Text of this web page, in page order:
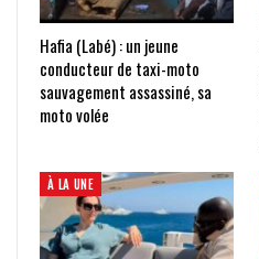
Hafia (Labé) : un jeune
conducteur de taxi-moto
sauvagement assassiné, sa
moto volée
À LA UNE